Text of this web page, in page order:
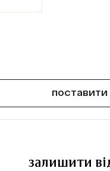
поставити
залишити